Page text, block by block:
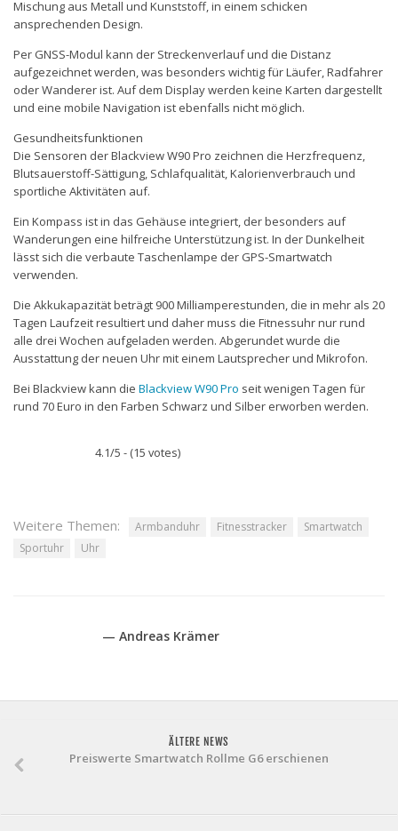
Mischung aus Metall und Kunststoff, in einem schicken
ansprechenden Design.
Per GNSS-Modul kann der Streckenverlauf und die Distanz
aufgezeichnet werden, was besonders wichtig für Läufer, Radfahrer
oder Wanderer ist. Auf dem Display werden keine Karten dargestellt
und eine mobile Navigation ist ebenfalls nicht möglich.
Gesundheitsfunktionen
Die Sensoren der Blackview W90 Pro zeichnen die Herzfrequenz,
Blutsauerstoff-Sättigung, Schlafqualität, Kalorienverbrauch und
sportliche Aktivitäten auf.
Ein Kompass ist in das Gehäuse integriert, der besonders auf
Wanderungen eine hilfreiche Unterstützung ist. In der Dunkelheit
lässt sich die verbaute Taschenlampe der GPS-Smartwatch
verwenden.
Die Akkukapazität beträgt 900 Milliamperestunden, die in mehr als 20
Tagen Laufzeit resultiert und daher muss die Fitnessuhr nur rund
alle drei Wochen aufgeladen werden. Abgerundet wurde die
Ausstattung der neuen Uhr mit einem Lautsprecher und Mikrofon.
Bei Blackview kann die Blackview W90 Pro seit wenigen Tagen für
rund 70 Euro in den Farben Schwarz und Silber erworben werden.
4.1/5 - (15 votes)
Weitere Themen: Armbanduhr Fitnesstracker
Smartwatch
Sportuhr
Uhr
— Andreas Krämer
ÄLTERE NEWS
Preiswerte Smartwatch Rollme G6 erschienen